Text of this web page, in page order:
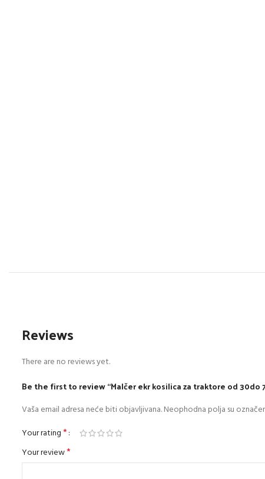
Reviews
There are no reviews yet.
Be the first to review “Malčer ekr kosilica za traktore od 30do
Vaša email adresa neće biti objavljivana.Neophodna polja su
Your rating*
Your review*